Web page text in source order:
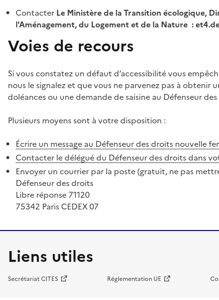
Contacter Le Ministère de la Transition écologique,
l'Aménagement, du Logement et de la Nature :
Voies de recours
Si vous constatez un défaut d’accessibilité vous
nous le signalez et que vous ne parvenez pas à
doléances ou une demande de saisine au Défenseur
Plusieurs moyens sont à votre disposition :
Écrire un message au Défenseur des droits nouvelle
Contacter le délégué du Défenseur des droits dans
Envoyer un courrier par la poste (gratuit, ne pas
Défenseur des droits
Libre réponse 71120
75342 Paris CEDEX 07
Liens utiles
Secrétariat CITES Réglementation UE